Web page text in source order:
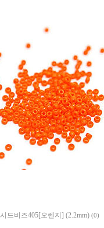
시드비즈405[오렌지] (2.2mm) (0)